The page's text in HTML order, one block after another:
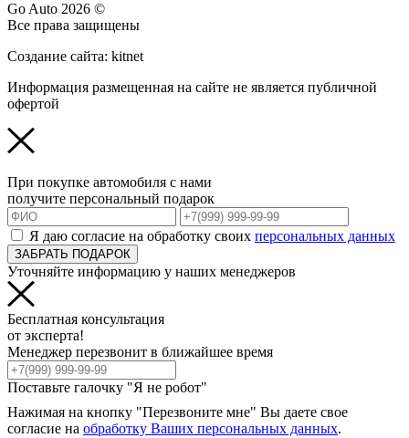
Go Auto 2026 ©
Все права защищены
Создание сайта: kitnet
Информация размещенная на сайте не является публичной
офертой
При покупке автомобиля с нами
получите персональный подарок
Я даю согласие на обработку своих персональных данных
ЗАБРАТЬ ПОДАРОК
Уточняйте информацию у наших менеджеров
Бесплатная консультация
от эксперта!
Менеджер перезвонит в ближайшее время
Поставьте галочку "Я не робот"
Нажимая на кнопку "Перезвоните мне" Вы даете свое
согласие на обработку Ваших персональных данных.